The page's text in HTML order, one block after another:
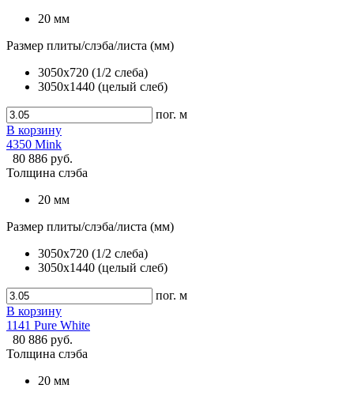
20 мм
Размер плиты/слэба/листа (мм)
3050x720 (1/2 слеба)
3050x1440 (целый слеб)
пог. м
В корзину
4350 Mink
80 886 руб.
Толщина слэба
20 мм
Размер плиты/слэба/листа (мм)
3050x720 (1/2 слеба)
3050x1440 (целый слеб)
пог. м
В корзину
1141 Pure White
80 886 руб.
Толщина слэба
20 мм